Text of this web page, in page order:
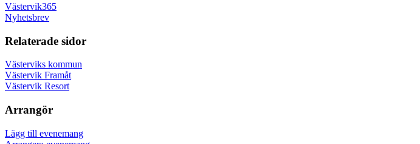
Västervik365
Nyhetsbrev
Relaterade sidor
Västerviks kommun
Västervik Framåt
Västervik Resort
Arrangör
Lägg till evenemang